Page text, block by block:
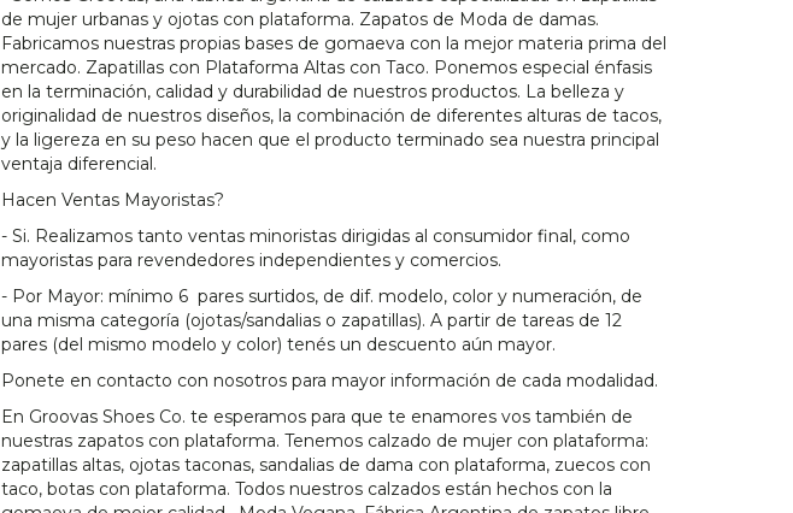
de mujer urbanas y ojotas con plataforma. Zapatos de Moda de damas.
Fabricamos nuestras propias bases de gomaeva con la mejor materia prima del
mercado. Zapatillas con Plataforma Altas con Taco. Ponemos especial énfasis
en la terminación, calidad y durabilidad de nuestros productos. La belleza y
originalidad de nuestros diseños, la combinación de diferentes alturas de tacos,
y la ligereza en su peso hacen que el producto terminado sea nuestra principal
ventaja diferencial.
Hacen Ventas Mayoristas?
- Si. Realizamos tanto ventas minoristas dirigidas al consumidor final, como
mayoristas para revendedores independientes y comercios.
- Por Mayor: mínimo 6 pares surtidos, de dif. modelo, color y numeración, de
una misma categoría (ojotas/sandalias o zapatillas). A partir de tareas de 12
pares (del mismo modelo y color) tenés un descuento aún mayor.
Ponete en contacto con nosotros para mayor información de cada modalidad.
En Groovas Shoes Co. te esperamos para que te enamores vos también de
nuestras zapatos con plataforma. Tenemos calzado de mujer con plataforma:
zapatillas altas, ojotas taconas, sandalias de dama con plataforma, zuecos con
taco, botas con plataforma. Todos nuestros calzados están hechos con la